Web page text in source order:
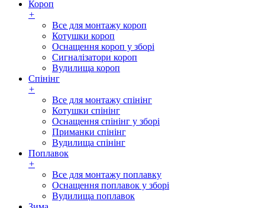
Короп
+
Все для монтажу короп
Котушки короп
Оснащення короп у зборі
Сигналізатори короп
Вудилища короп
Спінінг
+
Все для монтажу спінінг
Котушки спінінг
Оснащення спінінг у зборі
Приманки спінінг
Вудилища спінінг
Поплавок
+
Все для монтажу поплавку
Оснащення поплавок у зборі
Вудилища поплавок